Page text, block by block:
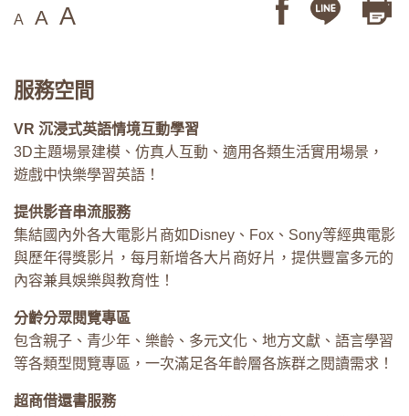
A A A
服務空間
VR 沉浸式英語情境互動學習
3D主題場景建模、仿真人互動、適用各類生活實用場景，
遊戲中快樂學習英語！
提供影音串流服務
集結國內外各大電影片商如Disney、Fox、Sony等經典電影
與歷年得獎影片，每月新增各大片商好片，提供豐富多元的
內容兼具娛樂與教育性！
分齡分眾閱覽專區
包含親子、青少年、樂齡、多元文化、地方文獻、語言學習
等各類型閱覽專區，一次滿足各年齡層各族群之閱讀需求！
超商借還書服務